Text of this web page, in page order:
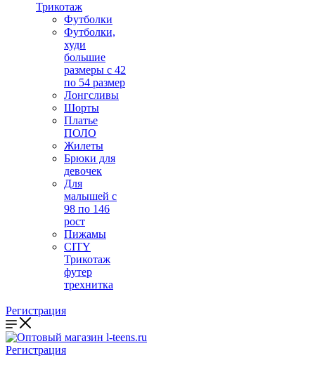
Трикотаж
Футболки
Футболки,
худи
большие
размеры с 42
по 54 размер
Лонгсливы
Шорты
Платье
ПОЛО
Жилеты
Брюки для
девочек
Для
малышей с
98 по 146
рост
Пижамы
CITY
Трикотаж
футер
трехнитка
Регистрация
Регистрация